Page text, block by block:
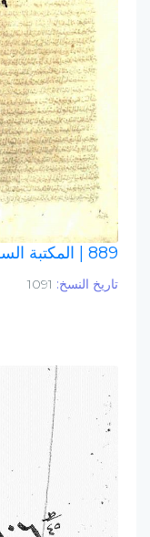
889 | المكتبة
تاريخ النسخ: